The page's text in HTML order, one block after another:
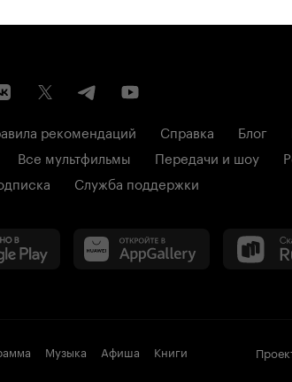
рекомендаций Справка Блог
Все мультфильмы Передачи и шоу
Служба поддержки
Музыка Афиша Книги